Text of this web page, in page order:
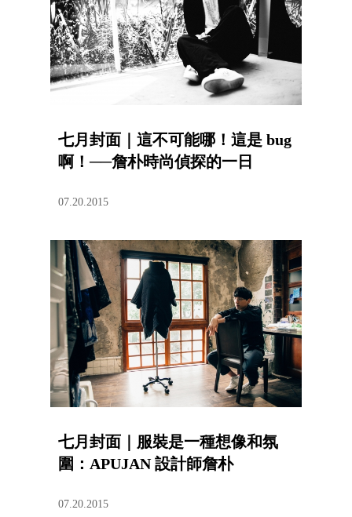
七月封面｜這不可能哪！這是 bug
啊！──詹朴時尚偵探的一日
07.20.2015
七月封面｜服裝是一種想像和氛
圍：APUJAN 設計師詹朴
07.20.2015